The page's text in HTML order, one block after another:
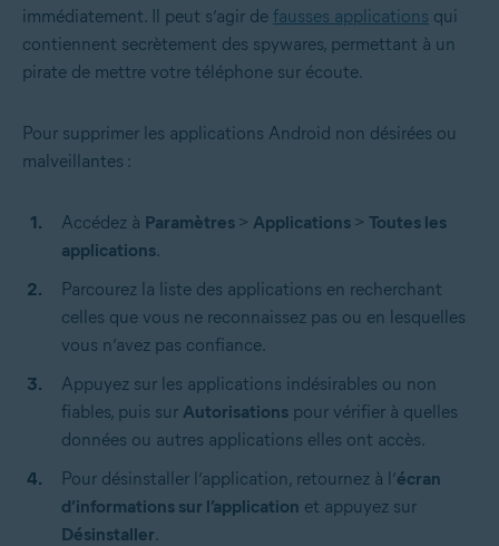
immédiatement. Il peut s’agir de fausses applications qui
contiennent secrètement des spywares, permettant à un
pirate de mettre votre téléphone sur écoute.
Pour supprimer les applications Android non désirées ou
malveillantes :
Accédez à Paramètres > Applications > Toutes les
applications.
Parcourez la liste des applications en recherchant
celles que vous ne reconnaissez pas ou en lesquelles
vous n’avez pas confiance.
Appuyez sur les applications indésirables ou non
fiables, puis sur Autorisations pour vérifier à quelles
données ou autres applications elles ont accès.
Pour désinstaller l’application, retournez à l’écran
d’informations sur l’application et appuyez sur
Désinstaller.